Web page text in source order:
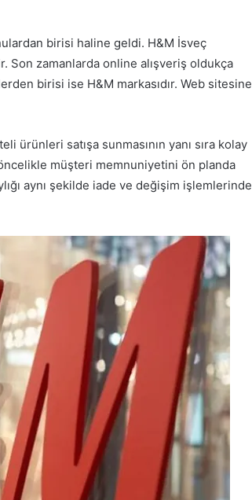
birisi haline geldi. H&M İsveç
Son zamanlarda online alışveriş oldukça
birisi ise H&M markasıdır. Web sitesine
ürünleri satışa sunmasının yanı sıra kolay
müşteri memnuniyetini ön planda
aynı şekilde iade ve değişim işlemlerinde